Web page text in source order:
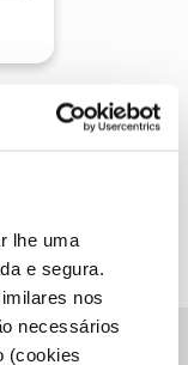
lhe uma
e segura.
nos
necessários
(cookies